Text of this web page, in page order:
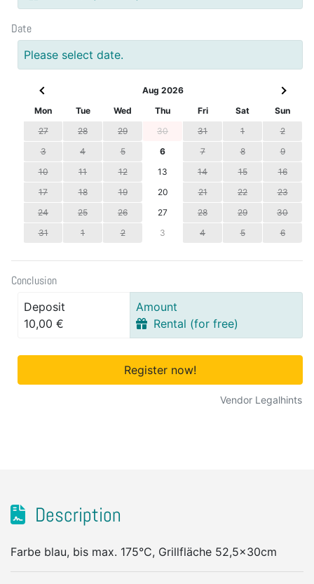
Date
Please select date.
Aug 2026
Mon
Tue Wed Thu Fri Sat
Sun
27
28 29 30 31 1
2
3
4 5 6 7 8
9
10
11 12 13 14 15
16
17
18 19 20 21 22
23
24
25 26 27 28 29
30
31
1 2 3 4 5 6
Conclusion
Deposit
10,00 €
Amount
Rental (for free)
Register now!
Vendor Legalhints
Description
Farbe blau, bis max. 175°C, Grillfläche 52,5x30cm